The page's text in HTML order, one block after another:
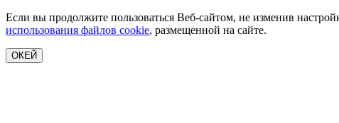
Если вы продолжите пользоваться Веб-сайтом, не изменив
использования файлов cookie, размещенной на сайте.
ОКЕЙ